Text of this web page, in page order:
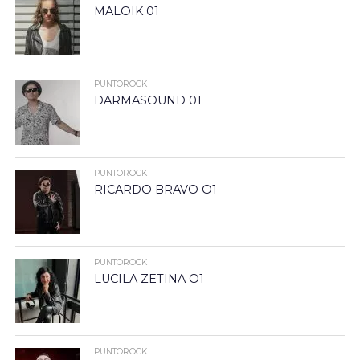
MALOIK 01
PUNTOROCK
DARMASOUND 01
PUNTOROCK
RICARDO BRAVO O1
PUNTOROCK
LUCILA ZETINA O1
PUNTOROCK